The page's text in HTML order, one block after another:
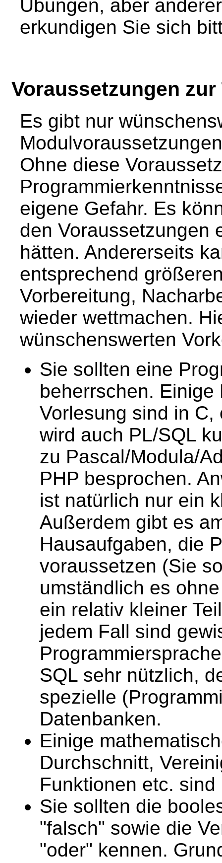
Übungen, aber
erkundigen Sie sich
Voraussetzungen zur
Es gibt nur
Ohne diese
eigene Gefahr. Es
den Voraussetzungen
hätten. Andererseits
entsprechend
Vorbereitung,
wieder wettmachen.
wünschenswerten
Sie sollten eine
beherrschen.
Vorlesung sind in
wird auch PL/SQL
zu Pascal/Modula/
PHP besprochen.
ist natürlich nur ein
Außerdem gibt es
Hausaufgaben, die
voraussetzen (Sie
umständlich es
ein relativ kleiner
jedem Fall sind
SQL sehr nützlich,
spezielle
Datenbanken.
Einige
Durchschnitt,
Funktionen etc.
Sie sollten die
"falsch" sowie die
"oder" kennen.